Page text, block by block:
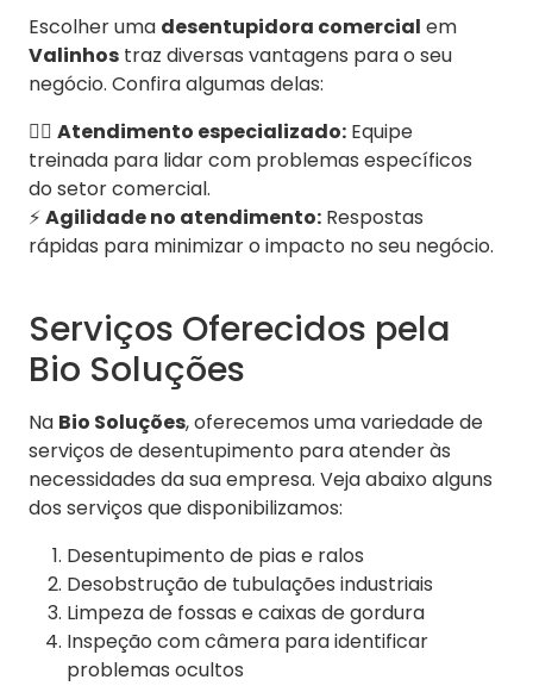
Escolher uma desentupidora comercial em
Valinhos traz diversas vantagens para o seu
negócio. Confira algumas delas:
👷‍♂️ Atendimento especializado: Equipe
treinada para lidar com problemas específicos
do setor comercial.
⚡Agilidade no atendimento: Respostas
rápidas para minimizar o impacto no seu negócio.
Serviços Oferecidos pela
Bio Soluções
Na Bio Soluções, oferecemos uma variedade de
serviços de desentupimento para atender às
necessidades da sua empresa. Veja abaixo alguns
dos serviços que disponibilizamos:
Desentupimento de pias e ralos
Desobstrução de tubulações industriais
Limpeza de fossas e caixas de gordura
Inspeção com câmera para identificar
problemas ocultos